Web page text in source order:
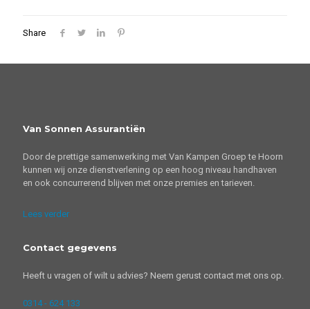
Share
Van Sonnen Assurantiën
Door de prettige samenwerking met Van Kampen Groep te Hoorn
kunnen wij onze dienstverlening op een hoog niveau handhaven
en ook concurrerend blijven met onze premies en tarieven.
Lees verder
Contact gegevens
Heeft u vragen of wilt u advies? Neem gerust contact met ons op.
0314 - 624 133